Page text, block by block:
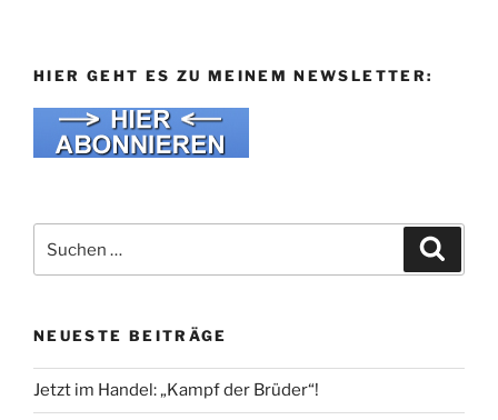
HIER GEHT ES ZU MEINEM NEWSLETTER:
nach:
NEUESTE BEITRÄGE
Jetzt im Handel: „Kampf der Brüder“!